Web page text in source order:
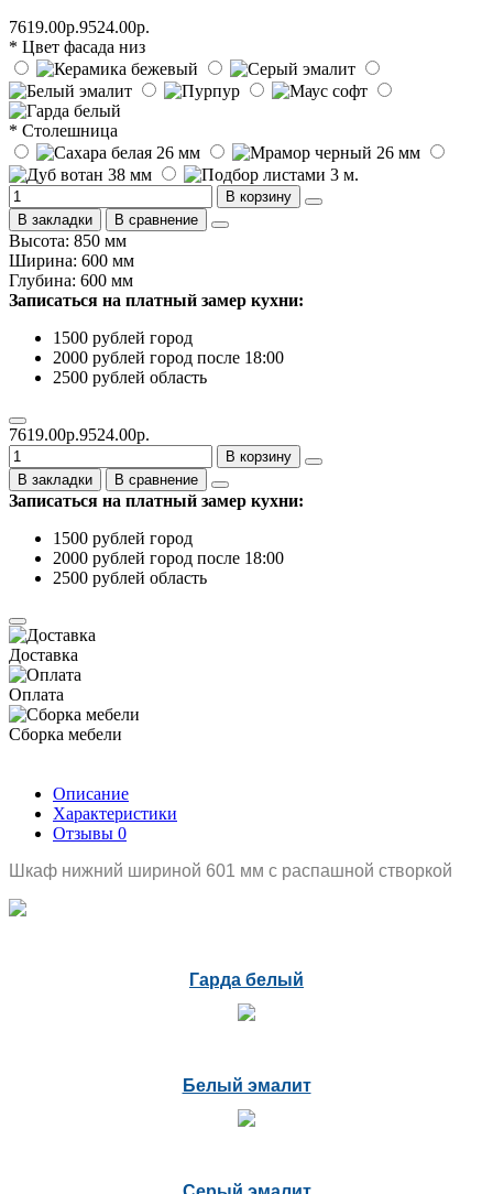
7619.00р.9524.00р.
* Цвет фасада низ
* Столешница
В корзину
В закладки
В сравнение
Высота: 850 мм
Ширина: 600 мм
Глубина: 600 мм
Записаться на платный замер кухни:
1500 рублей город
2000 рублей город после 18:00
2500 рублей область
7619.00р.9524.00р.
В корзину
В закладки
В сравнение
Записаться на платный замер кухни:
1500 рублей город
2000 рублей город после 18:00
2500 рублей область
Доставка
Оплата
Сборка мебели
Описание
Характеристики
Отзывы 0
Шкаф нижний шириной 601 мм с распашной створкой
Гарда белый
Белый эмалит